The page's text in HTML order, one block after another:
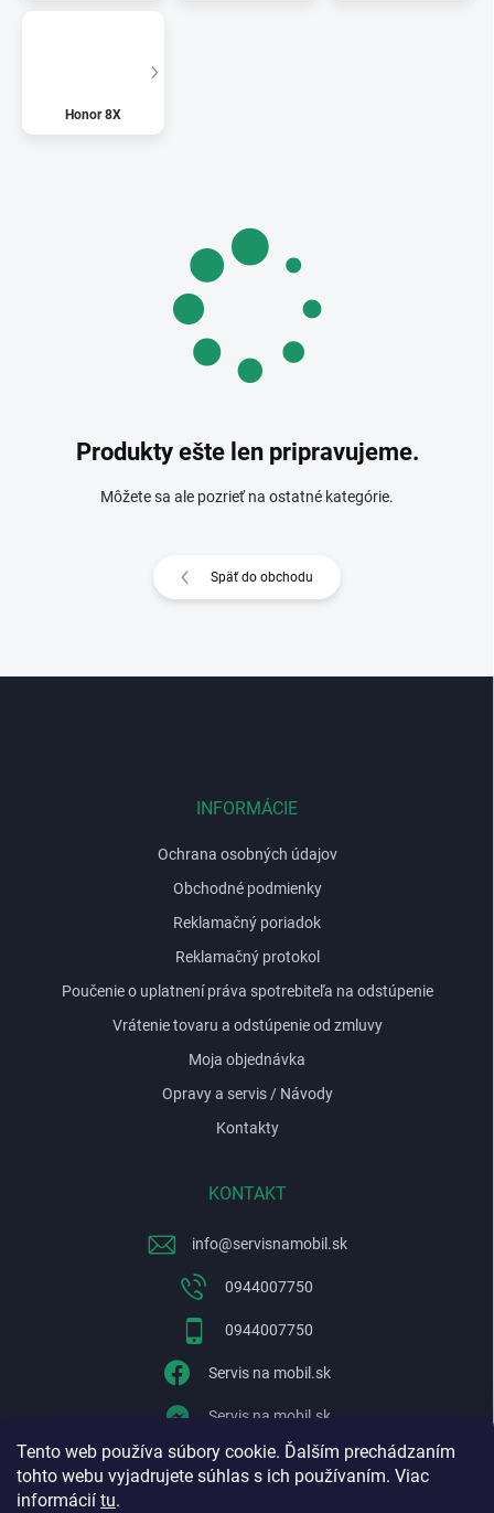
Tento web používa súbory cookie. Ďalším prechádzaním
tohto webu vyjadrujete súhlas s ich používaním. Viac
informácií tu.
Honor 8X
Produkty ešte len pripravujeme.
Môžete sa ale pozrieť na ostatné kategórie.
Späť do obchodu
INFORMÁCIE
Ochrana osobných údajov
Obchodné podmienky
Reklamačný poriadok
Reklamačný protokol
Poučenie o uplatnení práva spotrebiteľa na odstúpenie
Vrátenie tovaru a odstúpenie od zmluvy
Moja objednávka
Opravy a servis / Návody
Kontakty
KONTAKT
info@servisnamobil.sk
0944007750
0944007750
Servis na mobil.sk
Servis na mobil.sk
WhatsApp